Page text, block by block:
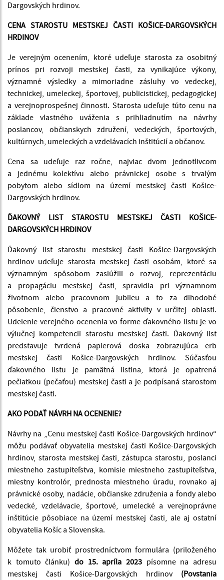
Dargovských hrdinov.
CENA STAROSTU MESTSKEJ ČASTI KOŠICE-DARGOVSKÝCH
HRDINOV
Je verejným ocenením, ktoré udeľuje starosta za osobitný
prínos pri rozvoji mestskej časti, za vynikajúce výkony,
významné výsledky a mimoriadne zásluhy vo vedeckej,
technickej, umeleckej, športovej, publicistickej, pedagogickej
a verejnoprospešnej činnosti. Starosta udeľuje túto cenu na
základe vlastného uváženia s prihliadnutím na návrhy
poslancov, občianskych združení, vedeckých, športových,
kultúrnych, umeleckých a vzdelávacích inštitúcií a občanov.
Cena sa udeľuje raz ročne, najviac dvom jednotlivcom
a jednému kolektívu alebo právnickej osobe s trvalým
pobytom alebo sídlom na území mestskej časti Košice-
Dargovských hrdinov.
ĎAKOVNÝ LIST STAROSTU MESTSKEJ ČASTI KOŠICE-
DARGOVSKÝCH HRDINOV
Ďakovný list starostu mestskej časti Košice-Dargovských
hrdinov udeľuje starosta mestskej časti osobám, ktoré sa
významným spôsobom zaslúžili o rozvoj, reprezentáciu
a propagáciu mestskej časti, spravidla pri významnom
životnom alebo pracovnom jubileu a to za dlhodobé
pôsobenie, členstvo a pracovné aktivity v určitej oblasti.
Udelenie verejného ocenenia vo forme ďakovného listu je vo
výlučnej kompetencii starostu mestskej časti. Ďakovný list
predstavuje tvrdená papierová doska zobrazujúca erb
mestskej časti Košice-Dargovských hrdinov. Súčasťou
ďakovného listu je pamätná listina, ktorá je opatrená
pečiatkou (pečaťou) mestskej časti a je podpísaná starostom
mestskej časti.
AKO PODAŤ NÁVRH NA OCENENIE?
Návrhy na „Cenu mestskej časti Košice-Dargovských hrdinov“
môžu podávať obyvatelia mestskej časti Košice-Dargovských
hrdinov, starosta mestskej časti, zástupca starostu, poslanci
miestneho zastupiteľstva, komisie miestneho zastupiteľstva,
miestny kontrolór, prednosta miestneho úradu, rovnako aj
právnické osoby, nadácie, občianske združenia a fondy alebo
vedecké, vzdelávacie, športové, umelecké a verejnoprávne
inštitúcie pôsobiace na území mestskej časti, ale aj ostatní
obyvatelia Košíc a Slovenska.
Môžete tak urobiť prostredníctvom formulára (priloženého
k tomuto článku) do 15. apríla 2023 písomne na adresu
mestskej časti Košice-Dargovských hrdinov(Povstania